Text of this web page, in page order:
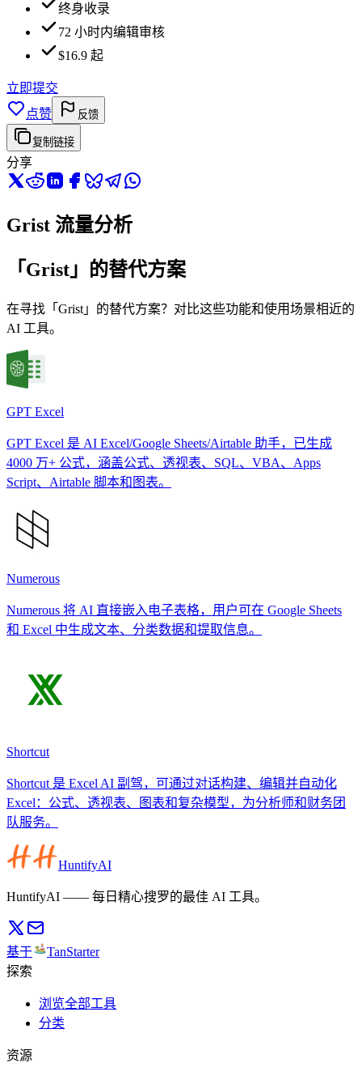
终身收录
72 小时内编辑审核
$16.9 起
立即提交
点赞
反馈
复制链接
分享
Grist 流量分析
「Grist」的替代方案
在寻找「Grist」的替代方案？对比这些功能和使用场景相近的
AI 工具。
GPT Excel
GPT Excel 是 AI Excel/Google Sheets/Airtable 助手，已生成
4000 万+ 公式，涵盖公式、透视表、SQL、VBA、Apps
Script、Airtable 脚本和图表。
Numerous
Numerous 将 AI 直接嵌入电子表格，用户可在 Google Sheets
和 Excel 中生成文本、分类数据和提取信息。
Shortcut
Shortcut 是 Excel AI 副驾，可通过对话构建、编辑并自动化
Excel：公式、透视表、图表和复杂模型，为分析师和财务团
队服务。
HuntifyAI
HuntifyAI —— 每日精心搜罗的最佳 AI 工具。
基于
TanStarter
探索
浏览全部工具
分类
资源